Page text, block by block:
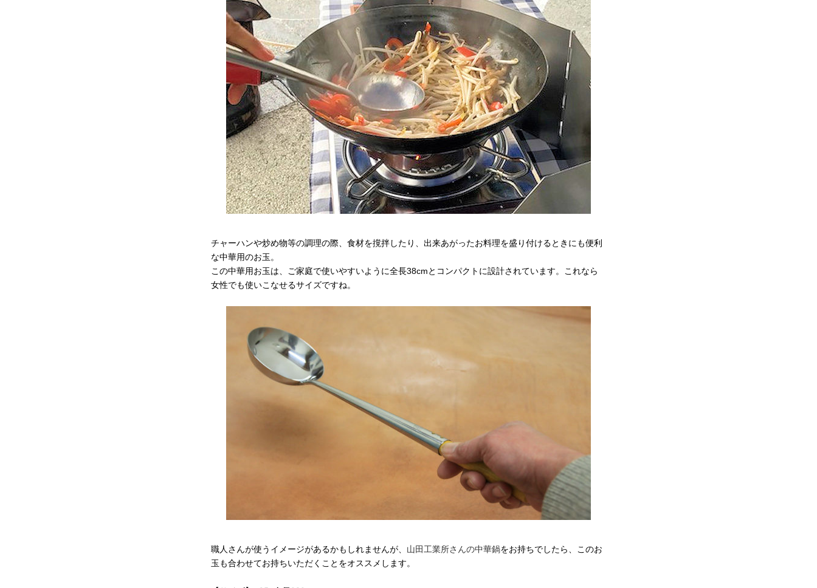
チャーハンや炒め物等の調理の際、食材を撹拌したり、出来あがったお料理を盛り付けるときにも便利
な中華用のお玉。
この中華用お玉は、ご家庭で使いやすいように全長38cmとコンパクトに設計されています。これなら
女性でも使いこなせるサイズですね。
職人さんが使うイメージがあるかもしれませんが、 山田工業所さんの中華鍋をお持ちでしたら、このお
玉も合わせてお持ちいただくことをオススメします。